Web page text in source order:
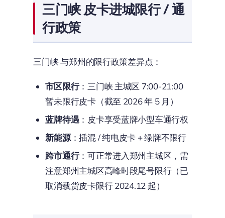
三门峡 皮卡进城限行 / 通
行政策
三门峡 与郑州的限行政策差异点：
市区限行：三门峡 主城区 7:00-21:00
暂未限行皮卡（截至 2026 年 5 月）
蓝牌待遇 ：皮卡享受蓝牌小型车通行权
新能源：插混 / 纯电皮卡 + 绿牌不限行
跨市通行：可正常进入郑州主城区，需
注意郑州主城区高峰时段尾号限行（已
取消载货皮卡限行 2024.12 起）